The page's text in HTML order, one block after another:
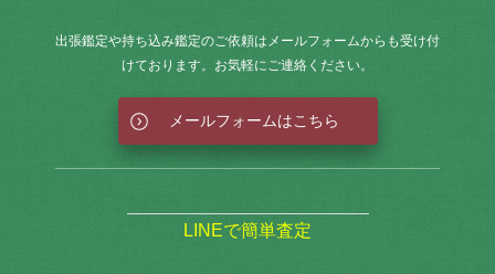
出張鑑定や持ち込み鑑定のご依頼はメールフォームからも受け付
けております。お気軽にご連絡ください。
メールフォームはこちら
LINEで簡単査定